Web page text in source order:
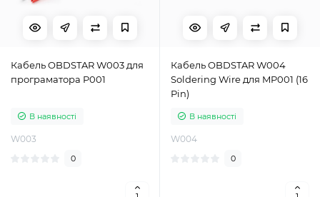
Кабель OBDSTAR W003 для
програматора P001
В наявності
W003
0
Кабель OBDSTAR W004
Soldering Wire для MP001 (16
Pin)
В наявності
W004
0